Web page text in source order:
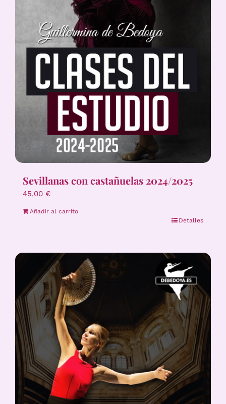
Sevillanas con castañuelas 2024/2025
45,00 €
Añadir al carrito
Detalles